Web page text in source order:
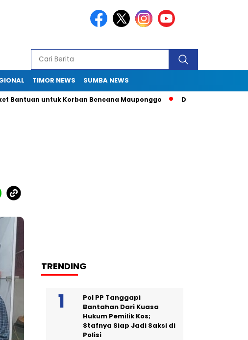
TIMOR NEWS SUMBA NEWS
untuk Korban Bencana Mauponggo Drama Pergub 33: Kadis
TRENDING
Pol PP Tanggapi
Bantahan Dari Kuasa
Hukum Pemilik Kos;
Stafnya Siap Jadi Saksi di
Polisi